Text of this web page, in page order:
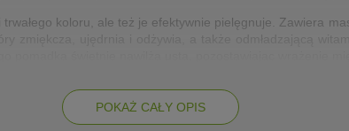
koloru, ale też je efektywnie pielęgnuje. Zawiera
POKAŻ CAŁY OPIS